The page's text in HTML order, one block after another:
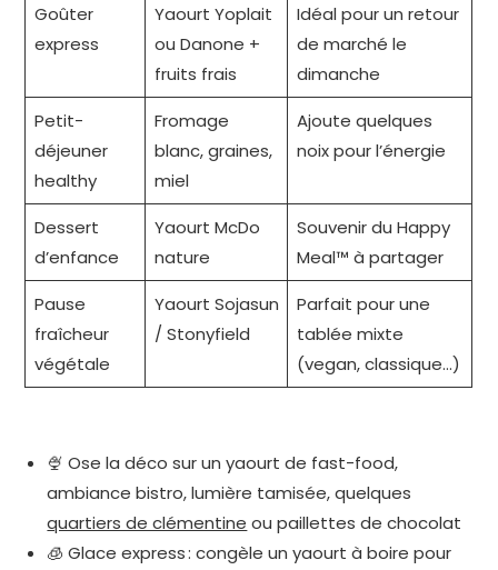
Goûter
express
Yaourt Yoplait
ou Danone +
fruits frais
Idéal pour un retour
de marché le
dimanche
Petit-
déjeuner
healthy
Fromage
blanc, graines,
miel
Ajoute quelques
noix pour l’énergie
Dessert
d’enfance
Yaourt McDo
nature
Souvenir du Happy
Meal™ à partager
Pause
fraîcheur
végétale
Yaourt Sojasun
/ Stonyfield
Parfait pour une
tablée mixte
(vegan, classique…)
🍨 Ose la déco sur un yaourt de fast-food,
ambiance bistro, lumière tamisée, quelques
quartiers de clémentine ou paillettes de chocolat
🧊 Glace express : congèle un yaourt à boire pour